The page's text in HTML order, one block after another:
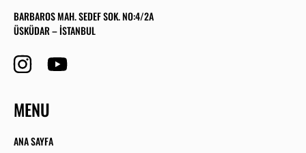
BARBAROS MAH. SEDEF SOK. NO:4/2A
ÜSKÜDAR – İSTANBUL
MENU
ANA SAYFA